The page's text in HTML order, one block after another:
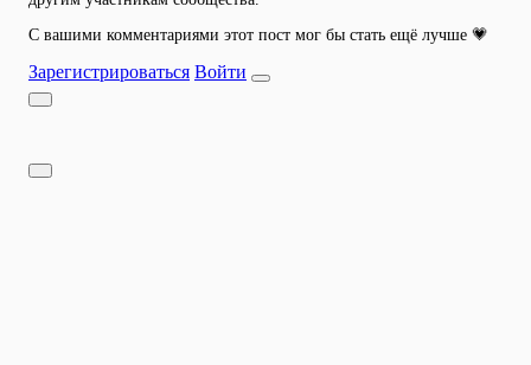
С вашими комментариями этот пост мог бы стать ещё лучше 💗
Зарегистрироваться Войти